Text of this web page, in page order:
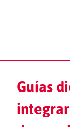
Guías